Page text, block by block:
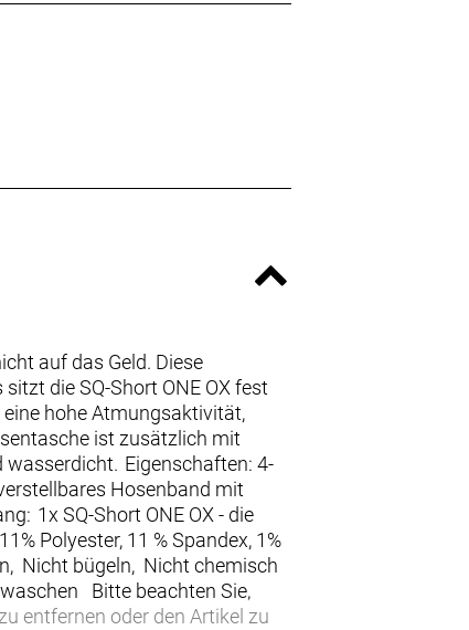
auf das Geld. Diese
die SQ-Short ONE OX fest
hohe Atmungsaktivität,
ist zusätzlich mit
Eigenschaften: 4-
Hosenband mit
1x SQ-Short ONE OX - die
Polyester, 11 % Spandex, 1%
Nicht bügeln, Nicht chemisch
Bitte beachten Sie,
entfernen oder den Artikel zu